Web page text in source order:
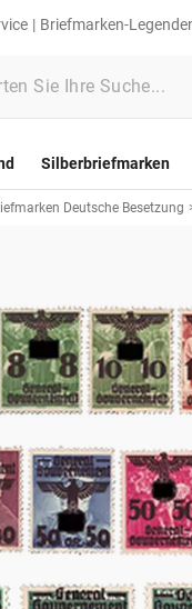
Briefmarken-
Silberbriefmarken
Deutsche Besetzung